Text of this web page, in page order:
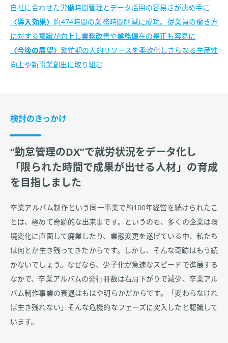
自社に合わせた労働時間管理とデータ活用の容易さが決め手に
導入効果
約474時間の業務時間削減に成功。従業員の働き方
に対する意識が向上し業務改善や業務偏在の是正も容易に
今後の展望
繁忙期の人的リソースを柔軟化しさらなる生産性
向上や新事業創出に取り組む
検討のきっかけ
“勤怠管理のDX”で就労状況をデータ化し
「限られた時間で成果が出せる人材」の育成
を目指しました
卒業アルバム制作という同一事業で約100年経営を続けられたこ
とは、極めて奇跡的な出来事です。というのも、多くの企業は環
境変化に直面して廃業したり、業態変更を遂げている中、私たち
は何とか生き残ってきたからです。しかし、そんな奇跡はもう続
かないでしょう。なぜなら、少子化が急速なスピードで進展する
なかで、卒業アルバムの発行冊数は右肩下がりで減少、卒業アル
バム制作事業の衰退はもはや明らかだからです。「変わらなけれ
ば生き残れない」そんな危機的なフェーズに突入したと認識して
います。